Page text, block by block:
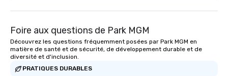
Foire aux questions de Park MGM
Découvrez les questions fréquemment posées par Park MGM en
matière de santé et de sécurité, de développement durable et de
diversité et d'inclusion.
PRATIQUES DURABLES